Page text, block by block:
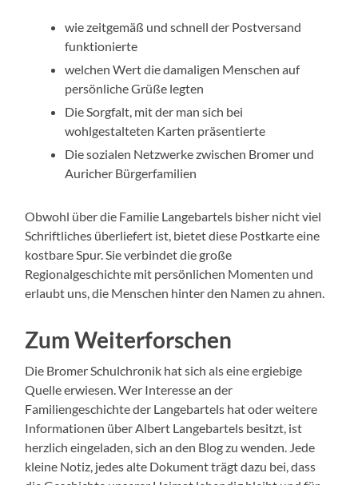
wie zeitgemäß und schnell der Postversand
funktionierte
welchen Wert die damaligen Menschen auf
persönliche Grüße legten
Die Sorgfalt, mit der man sich bei
wohlgestalteten Karten präsentierte
Die sozialen Netzwerke zwischen Bromer und
Auricher Bürgerfamilien
Obwohl über die Familie Langebartels bisher nicht viel
Schriftliches überliefert ist, bietet diese Postkarte eine
kostbare Spur. Sie verbindet die große
Regionalgeschichte mit persönlichen Momenten und
erlaubt uns, die Menschen hinter den Namen zu ahnen.
Zum Weiterforschen
Die Bromer Schulchronik hat sich als eine ergiebige
Quelle erwiesen. Wer Interesse an der
Familiengeschichte der Langebartels hat oder weitere
Informationen über Albert Langebartels besitzt, ist
herzlich eingeladen, sich an den Blog zu wenden. Jede
kleine Notiz, jedes alte Dokument trägt dazu bei, dass